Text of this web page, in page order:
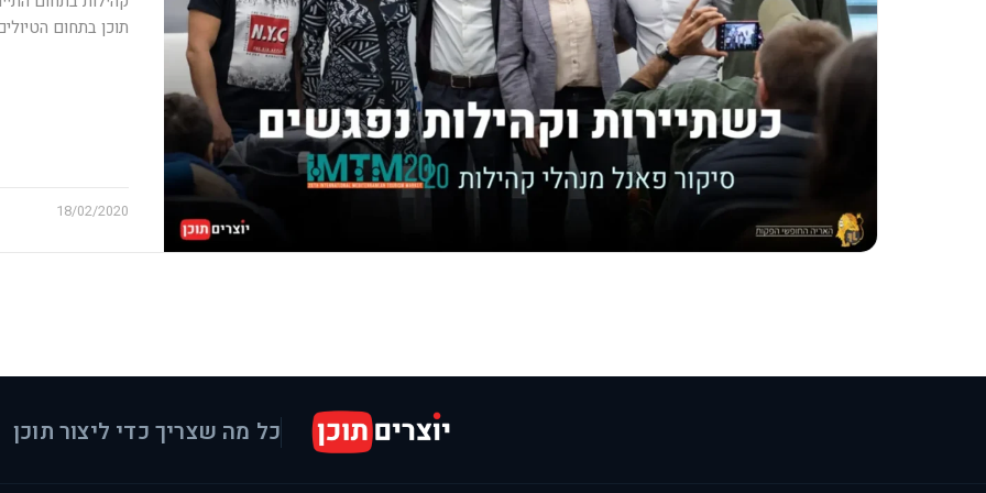
תוכן בתחום
18/02/2020
כל מה שצריך כדי ליצור תוכן